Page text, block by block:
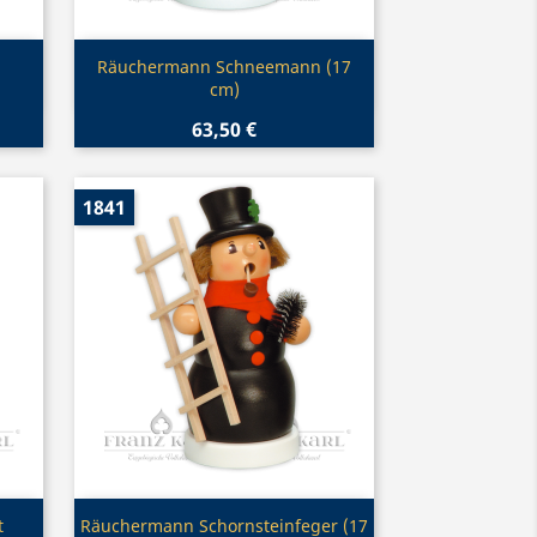
Vorschau
Räuchermann Schneemann (17
cm)
63,50 €
 Vorschau
Räuchermann Schornsteinfeger (17
1841